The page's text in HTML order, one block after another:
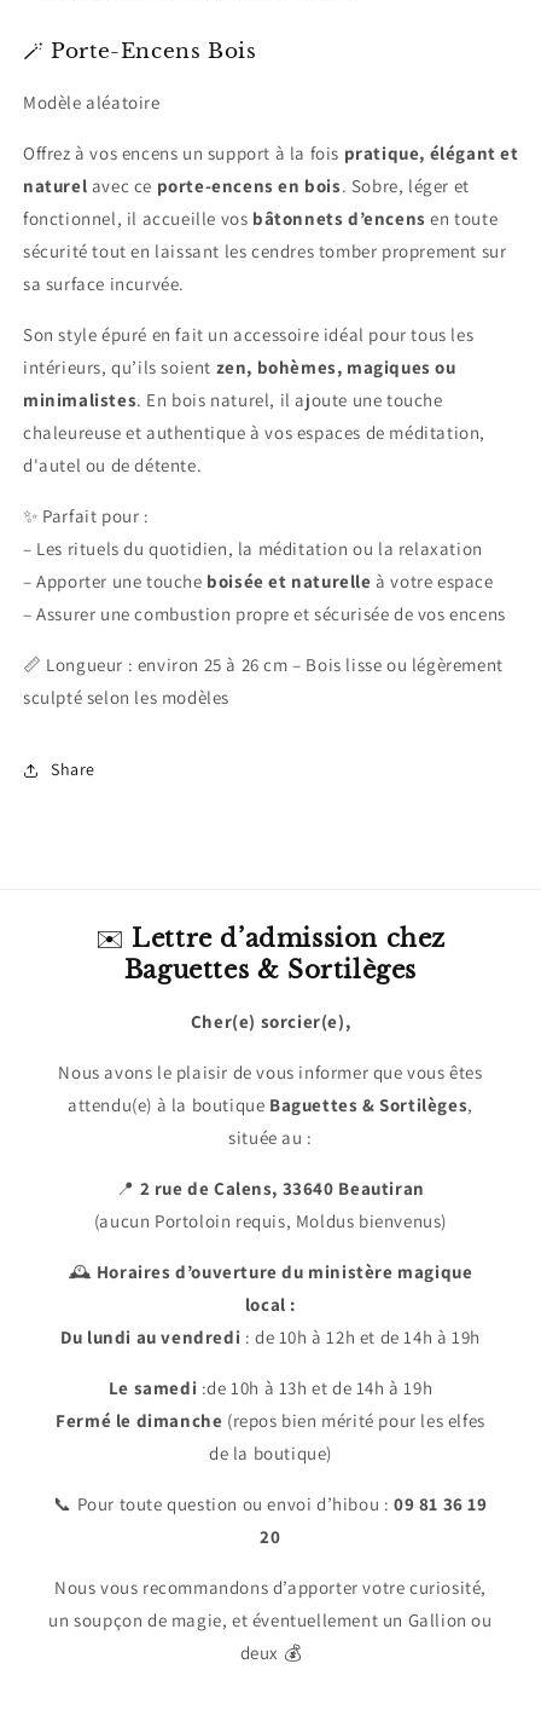
🪄 Porte-Encens Bois
Modèle aléatoire
Offrez à vos encens un support à la fois pratique, élégant et
naturel avec ce porte-encens en bois. Sobre, léger et
fonctionnel, il accueille vos bâtonnets d’encens en toute
sécurité tout en laissant les cendres tomber proprement sur
sa surface incurvée.
Son style épuré en fait un accessoire idéal pour tous les
intérieurs, qu’ils soient zen, bohèmes, magiques ou
minimalistes. En bois naturel, il ajoute une touche
chaleureuse et authentique à vos espaces de méditation,
d'autel ou de détente.
✨ Parfait pour :
– Les rituels du quotidien, la méditation ou la relaxation
– Apporter une touche boisée et naturelle à votre espace
– Assurer une combustion propre et sécurisée de vos encens
📏 Longueur : environ 25 à 26 cm – Bois lisse ou légèrement
sculpté selon les modèles
Share
✉️ Lettre d’admission chez
Baguettes & Sortilèges
Cher(e) sorcier(e),
Nous avons le plaisir de vous informer que vous êtes
attendu(e) à la boutique Baguettes & Sortilèges,
située au :
📍 2 rue de Calens, 33640 Beautiran
(aucun Portoloin requis, Moldus bienvenus)
🕰️ Horaires d’ouverture du ministère magique
local :
Du lundi au vendredi : de 10h à 12h et de 14h à 19h
Le samedi :de 10h à 13h et de 14h à 19h
Fermé le dimanche (repos bien mérité pour les elfes
de la boutique)
📞 Pour toute question ou envoi d’hibou : 09 81 36 19
20
Nous vous recommandons d’apporter votre curiosité,
un soupçon de magie, et éventuellement un Gallion ou
deux 💰